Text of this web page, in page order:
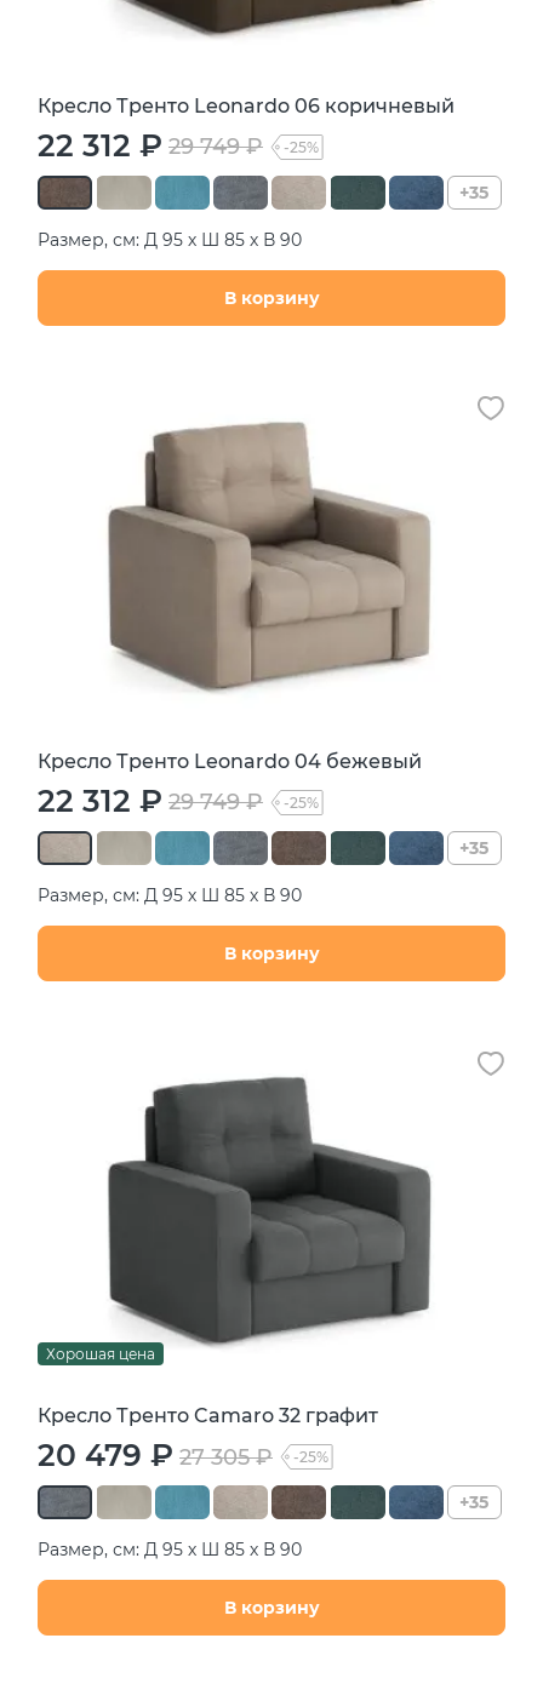
Кресло Тренто Leonardo 06 коричневый
22 312 ₽ 29 749 ₽ -25%
+35
Размер, см: Д 95 х Ш 85 х В 90
В корзину
Кресло Тренто Leonardo 04 бежевый
22 312 ₽ 29 749 ₽ -25%
+35
Размер, см: Д 95 х Ш 85 х В 90
В корзину
Хорошая цена
Кресло Тренто Camaro 32 графит
20 479 ₽ 27 305 ₽ -25%
+35
Размер, см: Д 95 х Ш 85 х В 90
В корзину